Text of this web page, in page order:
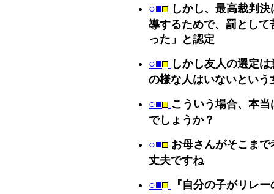
○■ しかし、最高裁判
導するためで、罰とし
った」と認定
○■ しかし友人の選定
の様な人はいないという
○■ こういう場合、本
でしょうか？
○■ お母さんがそこま
丈夫ですね
○■ 『自分の子がリレ